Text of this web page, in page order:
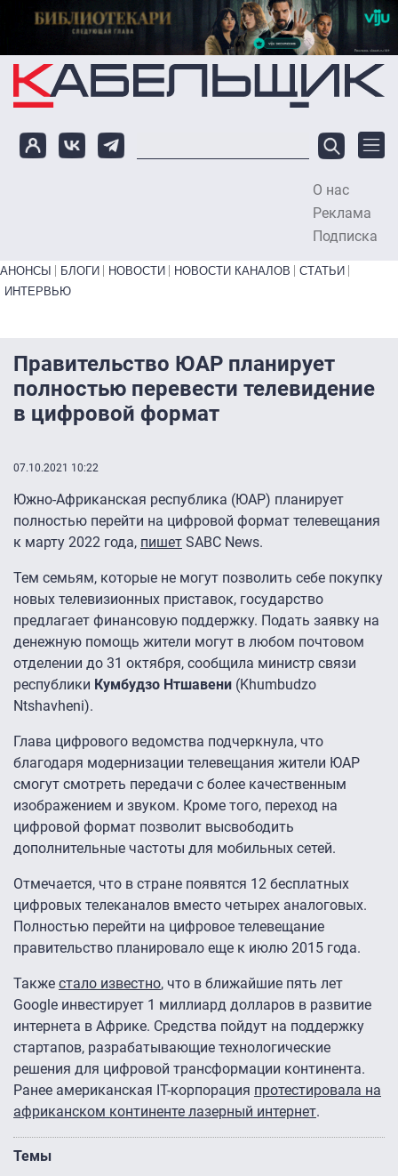
Перейти к основному содержанию
О нас
Реклама
Подписка
Primary links bottom
АНОНСЫ БЛОГИ НОВОСТИ НОВОСТИ КАНАЛОВ
СТАТЬИ
ИНТЕРВЬЮ
Правительство ЮАР планирует
полностью перевести телевидение
в цифровой формат
07.10.2021 10:22
Южно-Африканская республика (ЮАР) планирует
полностью перейти на цифровой формат телевещания
к марту 2022 года, пишет SABC News.
Тем семьям, которые не могут позволить себе покупку
новых телевизионных приставок, государство
предлагает финансовую поддержку. Подать заявку на
денежную помощь жители могут в любом почтовом
отделении до 31 октября, сообщила министр связи
республики Кумбудзо Нтшавени (Khumbudzo
Ntshavheni).
Глава цифрового ведомства подчеркнула, что
благодаря модернизации телевещания жители ЮАР
смогут смотреть передачи с более качественным
изображением и звуком. Кроме того, переход на
цифровой формат позволит высвободить
дополнительные частоты для мобильных сетей.
Отмечается, что в стране появятся 12 бесплатных
цифровых телеканалов вместо четырех аналоговых.
Полностью перейти на цифровое телевещание
правительство планировало еще к июлю 2015 года.
Также стало известно, что в ближайшие пять лет
Google инвестирует 1 миллиард долларов в развитие
интернета в Африке. Средства пойдут на поддержку
стартапов, разрабатывающие технологические
решения для цифровой трансформации континента.
Ранее американская IT-корпорация протестировала на
африканском континенте лазерный интернет.
Темы